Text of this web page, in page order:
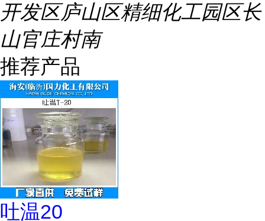
开发区庐山区精细化工园区长
山官庄村南
推荐产品
吐温20